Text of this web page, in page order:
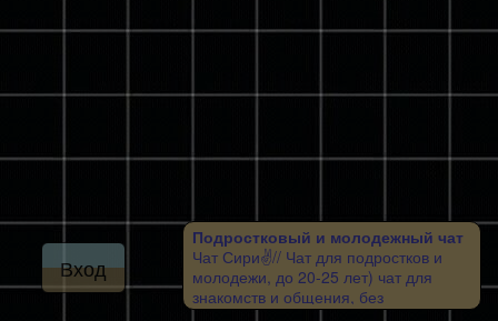
Вход
Подростковый и молодежный чат
Чат Сири✌// Чат для подростков и
молодежи, до 20-25 лет) чат для
знакомств и общения, без
регистрации! Ждем всех в гости!